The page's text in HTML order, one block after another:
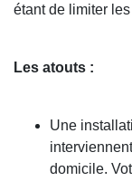
étant de limiter
Les atouts :
Une
domicile.